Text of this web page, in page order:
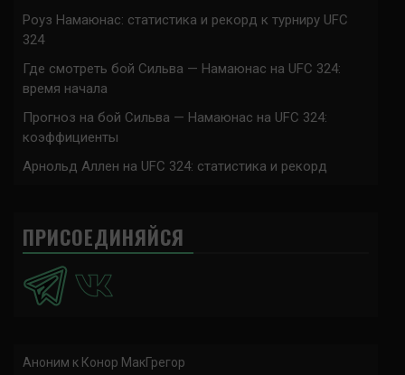
Роуз Намаюнас: статистика и рекорд к турниру UFC
324
Где смотреть бой Сильва — Намаюнас на UFC 324:
время начала
Прогноз на бой Сильва — Намаюнас на UFC 324:
коэффициенты
Арнольд Аллен на UFC 324: статистика и рекорд
ПРИСОЕДИНЯЙСЯ
Аноним к Конор МакГрегор